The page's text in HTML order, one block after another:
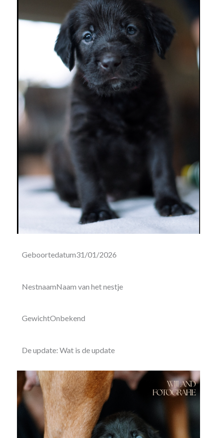
Geboortedatum31/01/2026
NestnaamNaam van het nestje
GewichtOnbekend
De update: Wat is de update